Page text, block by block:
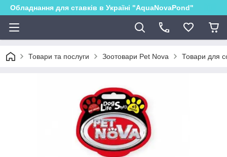
Обладнання для ставків в Україні "AquaNovaPond"
Товари та послуги Зоотовари Pet Nova Товари для